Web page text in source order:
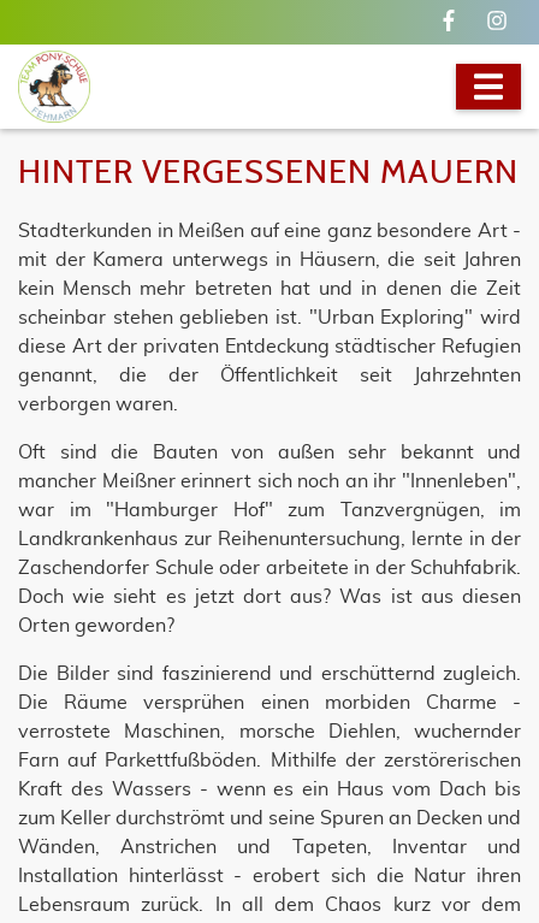
HINTER VERGESSENEN MAUERN
Stadterkunden in Meißen auf eine ganz besondere Art -
mit der Kamera unterwegs in Häusern, die seit Jahren
kein Mensch mehr betreten hat und in denen die Zeit
scheinbar stehen geblieben ist. "Urban Exploring" wird
diese Art der privaten Entdeckung städtischer Refugien
genannt, die der Öffentlichkeit seit Jahrzehnten
verborgen waren.
Oft sind die Bauten von außen sehr bekannt und
mancher Meißner erinnert sich noch an ihr "Innenleben",
war im "Hamburger Hof" zum Tanzvergnügen, im
Landkrankenhaus zur Reihenuntersuchung, lernte in der
Zaschendorfer Schule oder arbeitete in der Schuhfabrik.
Doch wie sieht es jetzt dort aus? Was ist aus diesen
Orten geworden?
Die Bilder sind faszinierend und erschütternd zugleich.
Die Räume versprühen einen morbiden Charme -
verrostete Maschinen, morsche Diehlen, wuchernder
Farn auf Parkettfußböden. Mithilfe der zerstörerischen
Kraft des Wassers - wenn es ein Haus vom Dach bis
zum Keller durchströmt und seine Spuren an Decken und
Wänden, Anstrichen und Tapeten, Inventar und
Installation hinterlässt - erobert sich die Natur ihren
Lebensraum zurück. In all dem Chaos kurz vor dem